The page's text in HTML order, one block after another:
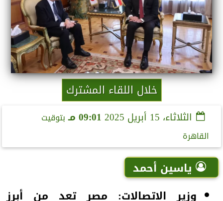
خلال اللقاء المشترك
الثلاثاء، 15 أبريل 2025 09:01 مـ
بتوقيت
القاهرة
ياسين أحمد
وزير الاتصالات: مصر تعد من أبرز